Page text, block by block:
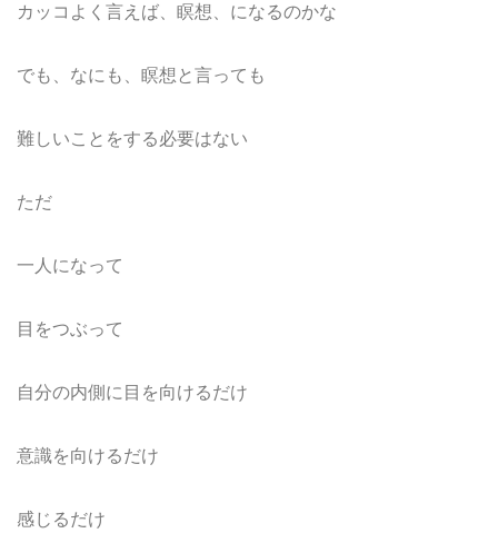
カッコよく言えば、瞑想、になるのかな
でも、なにも、瞑想と言っても
難しいことをする必要はない
ただ
一人になって
目をつぶって
自分の内側に目を向けるだけ
意識を向けるだけ
感じるだけ